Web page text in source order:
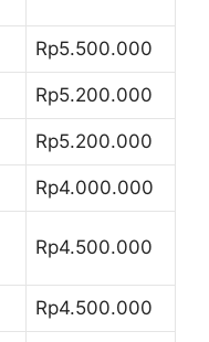
Rp5.500.000
Rp5.200.000
Rp5.200.000
Rp4.000.000
Rp4.500.000
Rp4.500.000